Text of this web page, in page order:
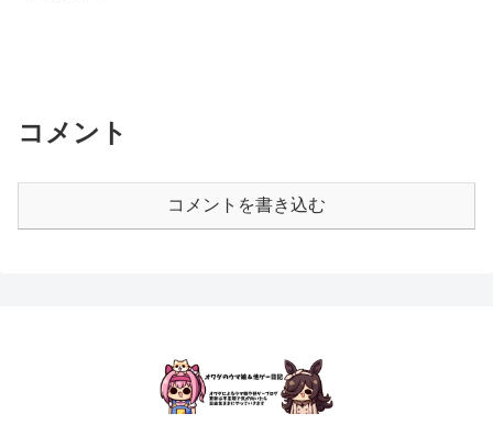
コメント
コメントを書き込む